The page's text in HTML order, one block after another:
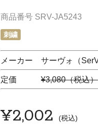
商品番号 SRV-JA5243
刺繍
メーカー サーヴォ（
定価 ¥3,080（税込）
¥2,002 税込